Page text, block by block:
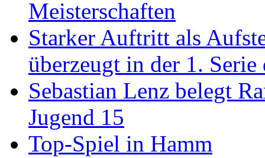
Meisterschaften
Starker Auftritt als
überzeugt in der 1.
Sebastian Lenz belegt
Jugend 15
Top-Spiel in Hamm